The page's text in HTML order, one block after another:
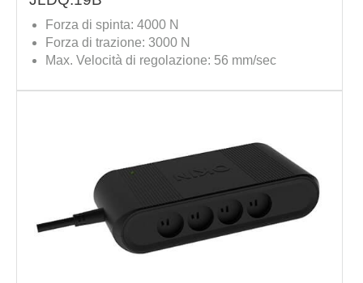
Forza di spinta: 4000 N
Forza di trazione: 3000 N
Max. Velocità di regolazione: 56 mm/sec